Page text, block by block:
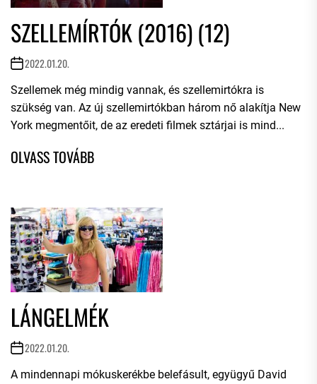
SZELLEMÍRTÓK (2016) (12)
2022.01.20.
Szellemek még mindig vannak, és szellemirtókra is
szükség van. Az új szellemirtókban három nő alakítja New
York megmentőit, de az eredeti filmek sztárjai is mind...
LÁNGELMÉK
2022.01.20.
A mindennapi mókuskerékbe belefásult, együgyű David